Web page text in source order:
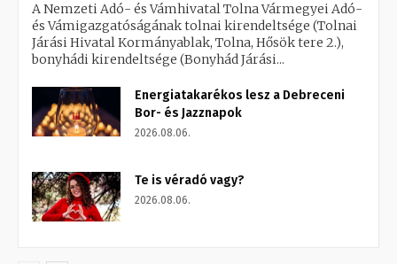
A Nemzeti Adó- és Vámhivatal Tolna Vármegyei Adó-
és Vámigazgatóságának tolnai kirendeltsége (Tolnai
Járási Hivatal Kormányablak, Tolna, Hősök tere 2.),
bonyhádi kirendeltsége (Bonyhád Járási...
Energiatakarékos lesz a Debreceni
Bor- és Jazznapok
2026.08.06.
Te is véradó vagy?
2026.08.06.